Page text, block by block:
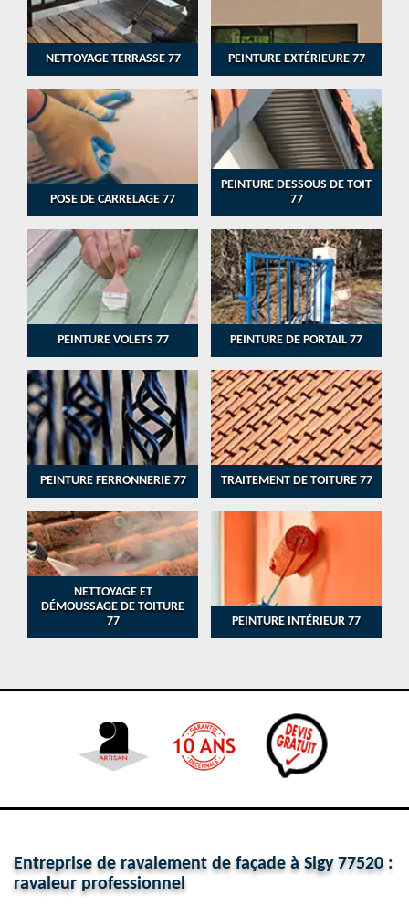
NETTOYAGE TERRASSE 77 PEINTURE EXTÉRIEURE 77
POSE DE CARRELAGE 77
PEINTURE DESSOUS DE TOIT
77
PEINTURE VOLETS 77 PEINTURE DE PORTAIL 77
PEINTURE FERRONNERIE 77 TRAITEMENT DE TOITURE 77
NETTOYAGE ET
DÉMOUSSAGE DE TOITURE
77
PEINTURE INTÉRIEUR 77
Entreprise de ravalement de façade à Sigy 77520 :
ravaleur professionnel